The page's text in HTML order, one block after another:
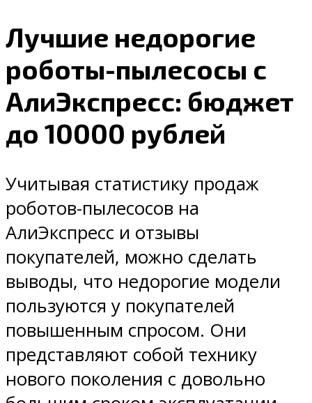
Лучшие недорогие
роботы-пылесосы с
АлиЭкспресс: бюджет
до 10000 рублей
Учитывая статистику продаж
роботов-пылесосов на
АлиЭкспресс и отзывы
покупателей, можно сделать
выводы, что недорогие модели
пользуются у покупателей
повышенным спросом. Они
представляют собой технику
нового поколения с довольно